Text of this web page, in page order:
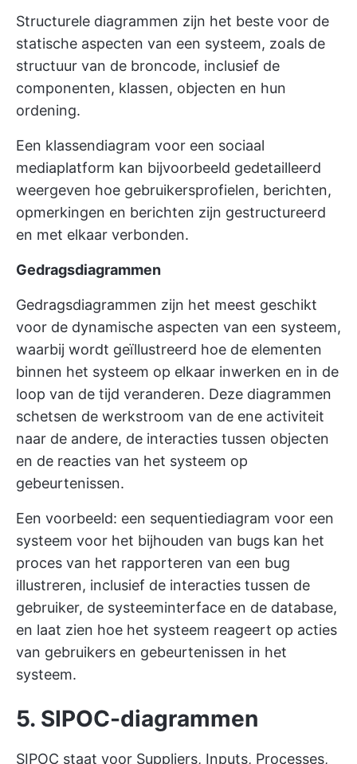
Structurele diagrammen zijn het beste voor de
statische aspecten van een systeem, zoals de
structuur van de broncode, inclusief de
componenten, klassen, objecten en hun
ordening.
Een klassendiagram voor een sociaal
mediaplatform kan bijvoorbeeld gedetailleerd
weergeven hoe gebruikersprofielen, berichten,
opmerkingen en berichten zijn gestructureerd
en met elkaar verbonden.
Gedragsdiagrammen
Gedragsdiagrammen zijn het meest geschikt
voor de dynamische aspecten van een systeem,
waarbij wordt geïllustreerd hoe de elementen
binnen het systeem op elkaar inwerken en in de
loop van de tijd veranderen. Deze diagrammen
schetsen de werkstroom van de ene activiteit
naar de andere, de interacties tussen objecten
en de reacties van het systeem op
gebeurtenissen.
Een voorbeeld: een sequentiediagram voor een
systeem voor het bijhouden van bugs kan het
proces van het rapporteren van een bug
illustreren, inclusief de interacties tussen de
gebruiker, de systeeminterface en de database,
en laat zien hoe het systeem reageert op acties
van gebruikers en gebeurtenissen in het
systeem.
5. SIPOC-diagrammen
SIPOC staat voor Suppliers, Inputs, Processes,